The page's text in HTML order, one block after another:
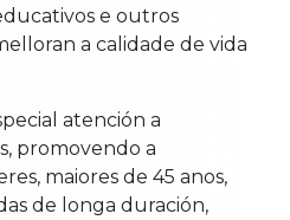
e outros
a calidade de vida
atención a
promovendo a
maiores de 45 anos,
de longa duración,